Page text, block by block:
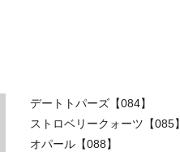
デートトパーズ【084】
ストロベリークォーツ【085】
オパール【088】